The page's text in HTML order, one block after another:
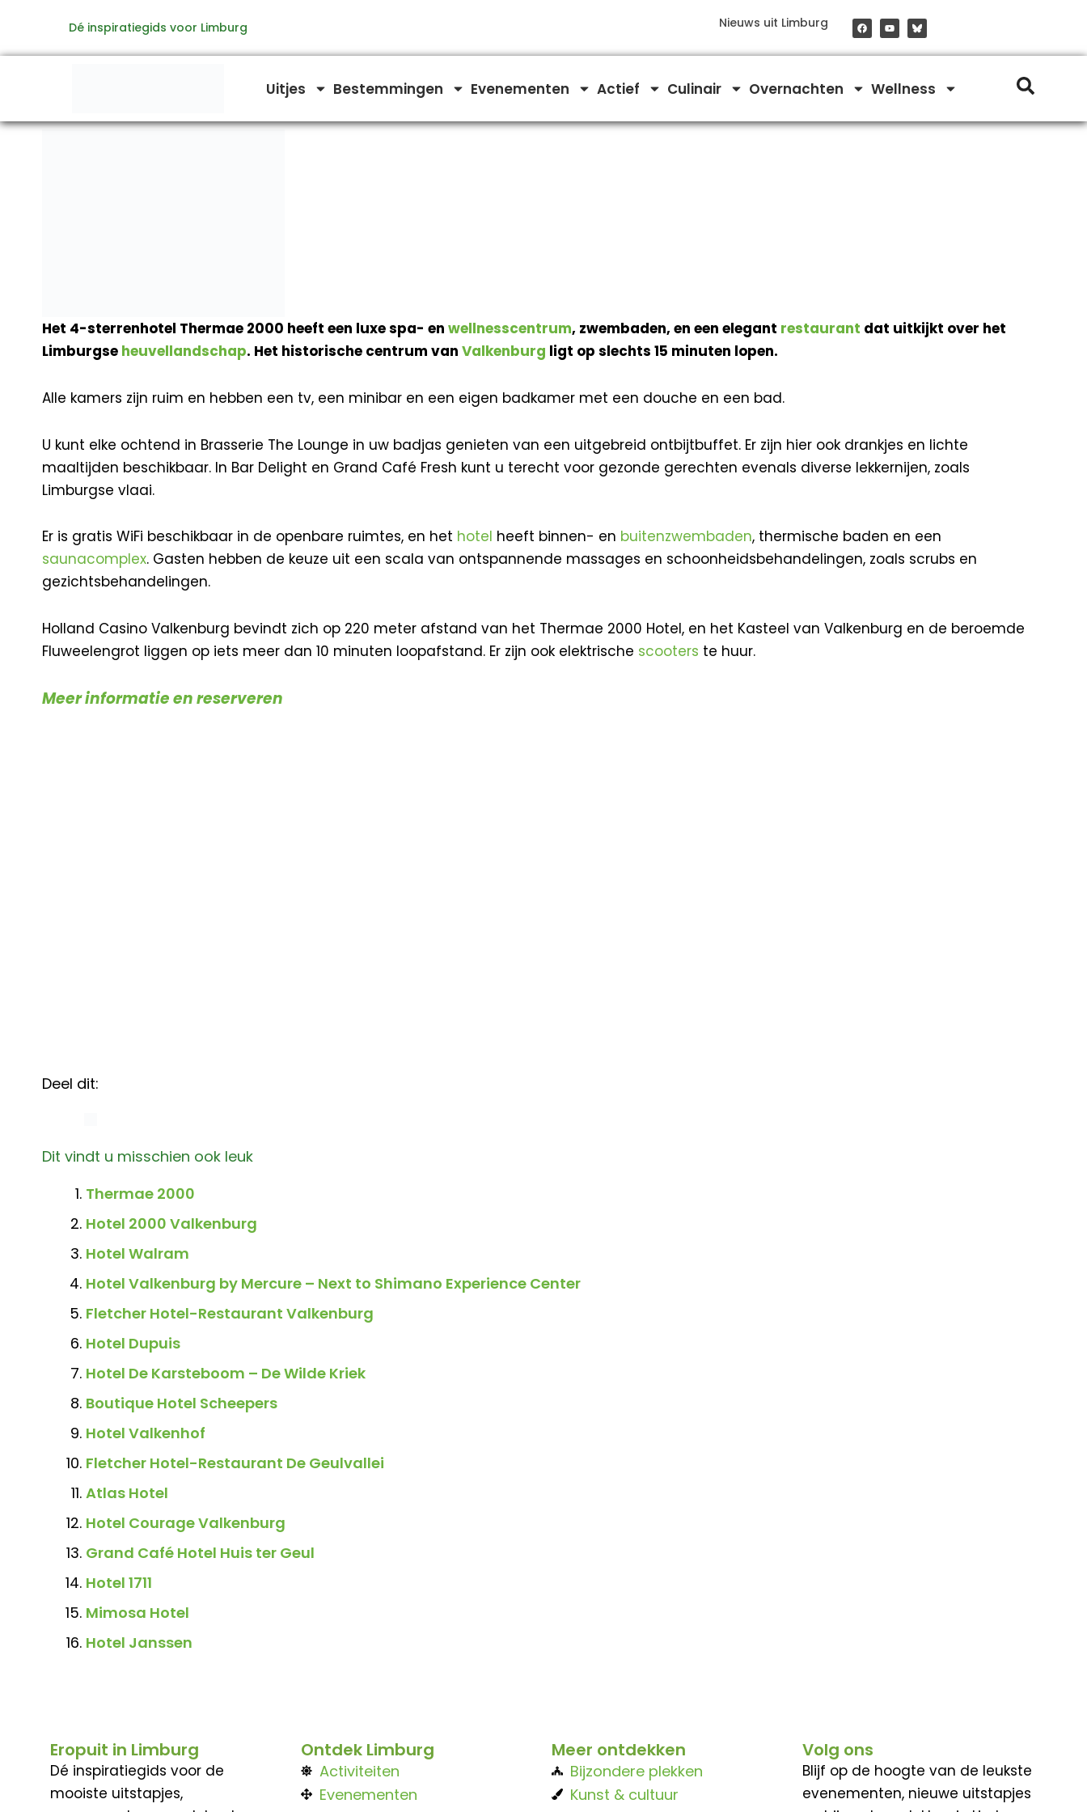
de
Dé inspiratiegids voor Limburg Nieuws uit Limburg F
a
c
b
k
Y
o
u
u
Uitjes Bestemmingen Evenementen Actief Culinair Overnachten Wellness
Het 4-sterrenhotel Thermae 2000 heeft een luxe spa- en wellnesscentrum, zwembaden, en een elegant restaurant dat uitkijkt over het
Limburgse heuvellandschap. Het historische centrum van Valkenburg ligt op slechts 15 minuten lopen.
Alle kamers zijn ruim en hebben een tv, een minibar en een eigen badkamer met een douche en een bad.
U kunt elke ochtend in Brasserie The Lounge in uw badjas genieten van een uitgebreid ontbijtbuffet. Er zijn hier ook drankjes en lichte
maaltijden beschikbaar. In Bar Delight en Grand Café Fresh kunt u terecht voor gezonde gerechten evenals diverse lekkernijen, zoals
Limburgse vlaai.
Er is gratis WiFi beschikbaar in de openbare ruimtes, en het hotel heeft binnen- en buitenzwembaden, thermische baden en een
saunacomplex. Gasten hebben de keuze uit een scala van ontspannende massages en schoonheidsbehandelingen, zoals scrubs en
gezichtsbehandelingen.
Holland Casino Valkenburg bevindt zich op 220 meter afstand van het Thermae 2000 Hotel, en het Kasteel van Valkenburg en de beroemde
Fluweelengrot liggen op iets meer dan 10 minuten loopafstand. Er zijn ook elektrische scooters te huur.
Meer informatie en reserveren
Deel dit:
Dit vindt u misschien ook leuk
Thermae 2000
Hotel 2000 Valkenburg
Hotel Walram
Hotel Valkenburg by Mercure – Next to Shimano Experience Center
Fletcher Hotel-Restaurant Valkenburg
Hotel Dupuis
Hotel De Karsteboom – De Wilde Kriek
Boutique Hotel Scheepers
Hotel Valkenhof
Fletcher Hotel-Restaurant De Geulvallei
Atlas Hotel
Hotel Courage Valkenburg
Grand Café Hotel Huis ter Geul
Hotel 1711
Mimosa Hotel
Hotel Janssen
Eropuit in Limburg
Dé inspiratiegids voor de
mooiste uitstapjes,
Ontdek Limburg
Activiteiten
Evenementen
Meer ontdekken
Bijzondere plekken
Kunst & cultuur
Volg ons
Blijf op de hoogte van de leukste
evenementen, nieuwe uitstapjes